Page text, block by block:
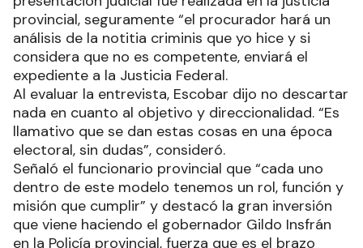
provincial, seguramente “el procurador hará un
análisis de la notitia criminis que yo hice y si
considera que no es competente, enviará el
expediente a la Justicia Federal.
Al evaluar la entrevista, Escobar dijo no descartar
nada en cuanto al objetivo y direccionalidad. “Es
llamativo que se dan estas cosas en una época
electoral, sin dudas”, consideró.
Señaló el funcionario provincial que “cada uno
dentro de este modelo tenemos un rol, función y
misión que cumplir” y destacó la gran inversión
que viene haciendo el gobernador Gildo Insfrán
en la Policía provincial, fuerza que es el brazo